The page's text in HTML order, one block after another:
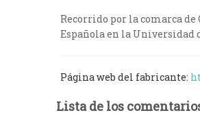
Recorrido por la comarca
Española en la Universidad
Página web del fabricante:
Lista de los